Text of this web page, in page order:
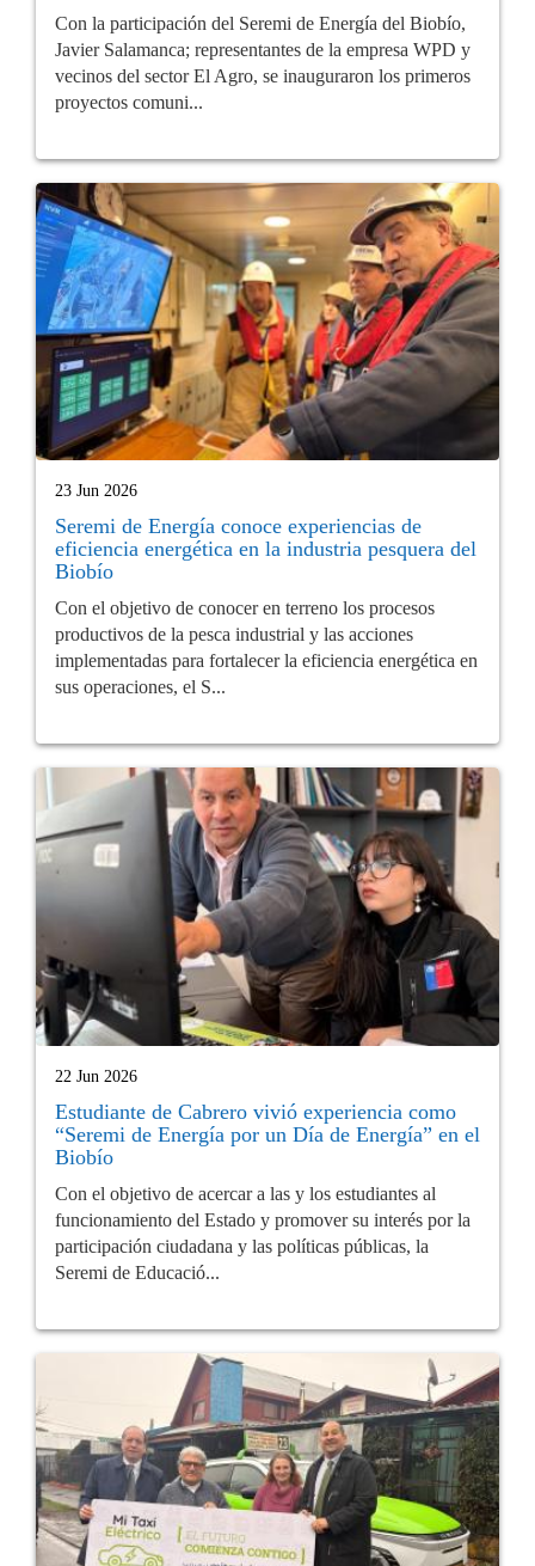
Con la participación del Seremi de Energía del Biobío,
Javier Salamanca; representantes de la empresa WPD y
vecinos del sector El Agro, se inauguraron los primeros
proyectos comuni...
23 Jun 2026
Seremi de Energía conoce experiencias de
eficiencia energética en la industria pesquera del
Biobío
Con el objetivo de conocer en terreno los procesos
productivos de la pesca industrial y las acciones
implementadas para fortalecer la eficiencia energética en
sus operaciones, el S...
22 Jun 2026
Estudiante de Cabrero vivió experiencia como
“Seremi de Energía por un Día de Energía” en el
Biobío
Con el objetivo de acercar a las y los estudiantes al
funcionamiento del Estado y promover su interés por la
participación ciudadana y las políticas públicas, la
Seremi de Educació...